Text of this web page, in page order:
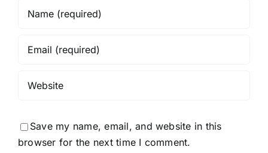
Save my name, email, and website in this
browser for the next time I comment.